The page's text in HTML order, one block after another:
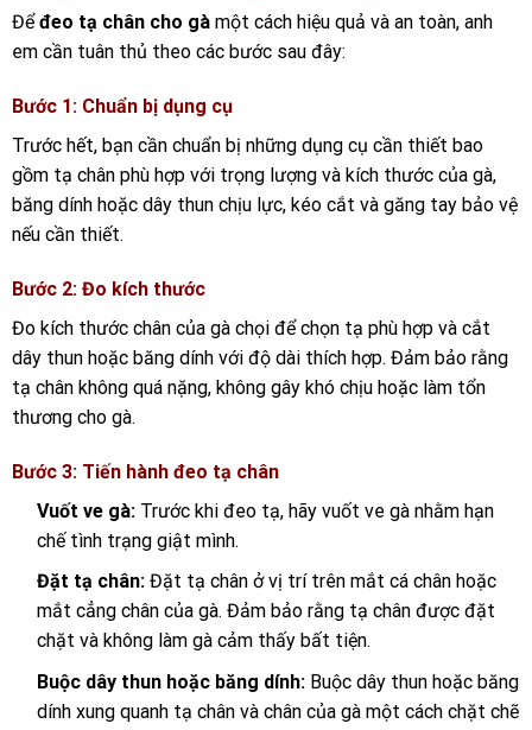
Đểđeo tạ chân cho gà một cách hiệu quả và an toàn, anh
em cần tuân thủ theo các bước sau đây:
Bước 1: Chuẩn bị dụng cụ
Trước hết, bạn cần chuẩn bị những dụng cụ cần thiết bao
gồm tạ chân phù hợp với trọng lượng và kích thước của gà,
băng dính hoặc dây thun chịu lực, kéo cắt và găng tay bảo vệ
nếu cần thiết.
Bước 2: Đo kích thước
Đo kích thước chân của gà chọi để chọn tạ phù hợp và cắt
dây thun hoặc băng dính với độ dài thích hợp. Đảm bảo rằng
tạ chân không quá nặng, không gây khó chịu hoặc làm tổn
thương cho gà.
Bước 3: Tiến hành đeo tạ chân
Vuốt ve gà:Trước khi đeo tạ, hãy vuốt ve gà nhằm hạn
chế tình trạng giật mình.
Đặt tạ chân:Đặt tạ chân ở vị trí trên mắt cá chân hoặc
mắt cẳng chân của gà. Đảm bảo rằng tạ chân được đặt
chặt và không làm gà cảm thấy bất tiện.
Buộc dây thun hoặc băng dính:Buộc dây thun hoặc băng
dính xung quanh tạ chân và chân của gà một cách chặt chẽ